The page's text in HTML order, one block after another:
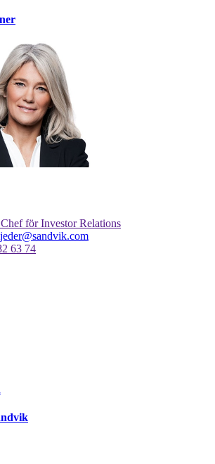
för Investor Relations
63 74